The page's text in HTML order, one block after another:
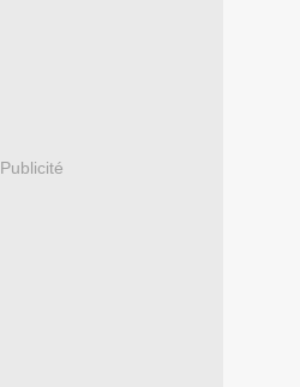
Publicité